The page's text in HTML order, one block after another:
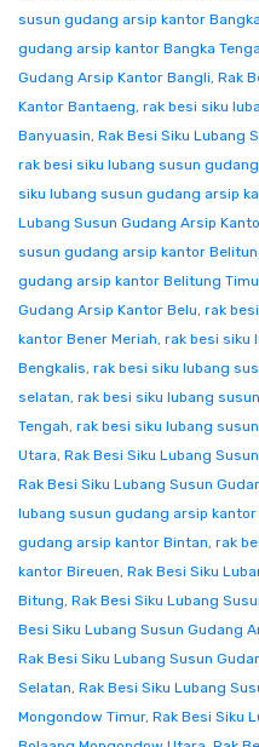
susun gudang arsip kantor
gudang arsip kantor Bangka
Gudang Arsip Kantor Bangli, Rak
Kantor Bantaeng, rak besi siku
Banyuasin, Rak Besi Siku Lubang
rak besi siku lubang susun
siku lubang susun gudang arsip
Lubang Susun Gudang Arsip
susun gudang arsip kantor
gudang arsip kantor Belitung
Gudang Arsip Kantor Belu, rak
kantor Bener Meriah, rak besi siku
Bengkalis, rak besi siku lubang
selatan, rak besi siku lubang
Tengah, rak besi siku lubang
Utara, Rak Besi Siku Lubang
Rak Besi Siku Lubang Susun
lubang susun gudang arsip kantor
gudang arsip kantor Bintan, rak
kantor Bireuen, Rak Besi Siku
Bitung, Rak Besi Siku Lubang
Besi Siku Lubang Susun Gudang
Rak Besi Siku Lubang Susun
Selatan, Rak Besi Siku Lubang
Mongondow Timur, Rak Besi Siku